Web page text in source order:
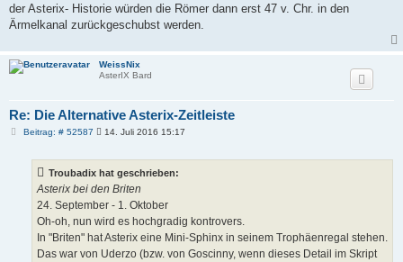
der Asterix- Historie würden die Römer dann erst 47 v. Chr. in den
Ärmelkanal zurückgeschubst werden.
WeissNix
AsterIX Bard
Re: Die Alternative Asterix-Zeitleiste
Beitrag: # 52587B
r
a
g
14. Juli 2016 15:17
Troubadix hat geschrieben:
Asterix bei den Briten
24. September - 1. Oktober
Oh-oh, nun wird es hochgradig kontrovers.
In "Briten" hat Asterix eine Mini-Sphinx in seinem Trophäenregal stehen.
Das war von Uderzo (bzw. von Goscinny, wenn dieses Detail im Skript